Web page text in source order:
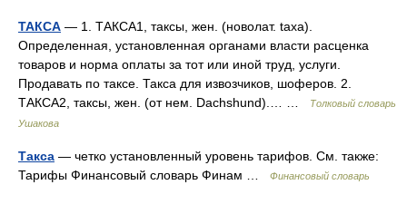
ТАКСА — 1. ТАКСА1, таксы, жен. (новолат. taxa).
Определенная, установленная органами власти расценка
товаров и норма оплаты за тот или иной труд, услуги.
Продавать по таксе. Такса для извозчиков, шоферов. 2.
ТАКСА2, таксы, жен. (от нем. Dachshund).… …
Толковый словарь
Ушакова
Такса — четко установленный уровень тарифов. См. также:
Тарифы Финансовый словарь Финам …
Финансовый словарь